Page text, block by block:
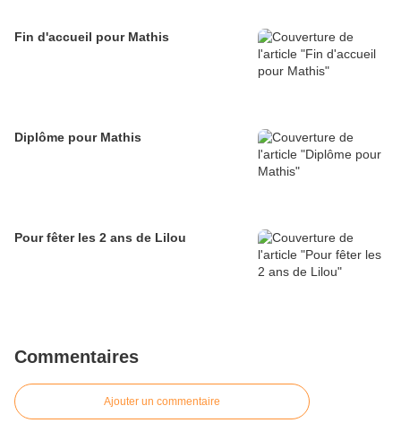
Fin d'accueil pour Mathis
Diplôme pour Mathis
Pour fêter les 2 ans de Lilou
Commentaires
Ajouter un commentaire